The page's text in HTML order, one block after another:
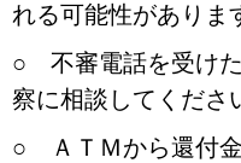
れる可能性がありま
○ 不審電話を受け
察に相談してくださ
○
ＡＴＭから還付